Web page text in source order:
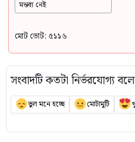
মন্তব্য নেই
মোট ভোট: ৫১১৬
সংবাদটি কতটা নির্ভরযোগ্য
ভুল মনে হচ্ছে মোটামুটি